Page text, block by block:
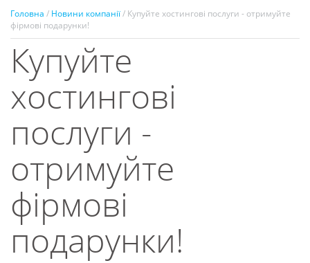
Хостинг
Домени
VPN
Партнерство
Підтримка
Про компанію
Головна / Новини компанії/ Купуйте хостингові послуги - отримуйте
фірмові подарунки!
Купуйте
хостингові
послуги -
отримуйте
фірмові
подарунки!